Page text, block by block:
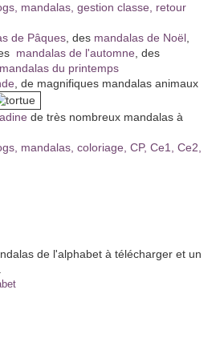
de Pâques , des mandalas de Noël
mandalas de l'automne , des
mandalas du printemps
, de magnifiques mandalas animaux
de très nombreux mandalas à
de l'alphabet à télécharger et un